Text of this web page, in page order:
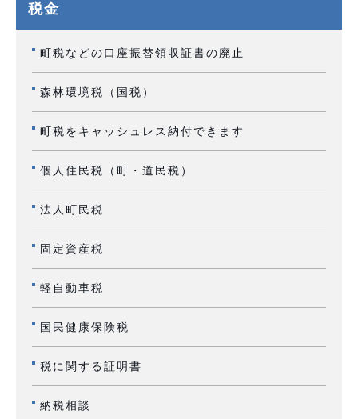
税金
町税などの口座振替領収証書の廃止
森林環境税（国税）
町税をキャッシュレス納付できます
個人住民税（町・道民税）
法人町民税
固定資産税
軽自動車税
国民健康保険税
税に関する証明書
納税相談